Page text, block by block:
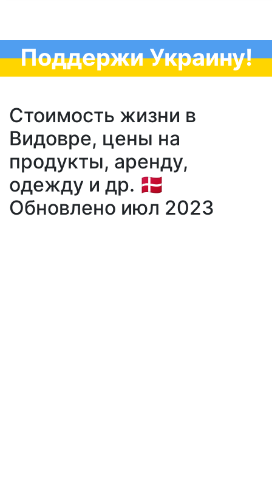
Поддержи Украину!
Стоимость жизни в
Видовре, цены на
продукты, аренду,
одежду и др. 🇩🇰
Обновлено июл 2023